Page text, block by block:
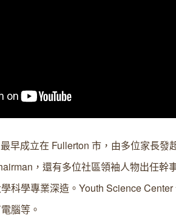
早成立在 Fullerton 市，由多位家長
，還有多位社區領袖人物出任
科學專業深造。Youth Science
腦等。